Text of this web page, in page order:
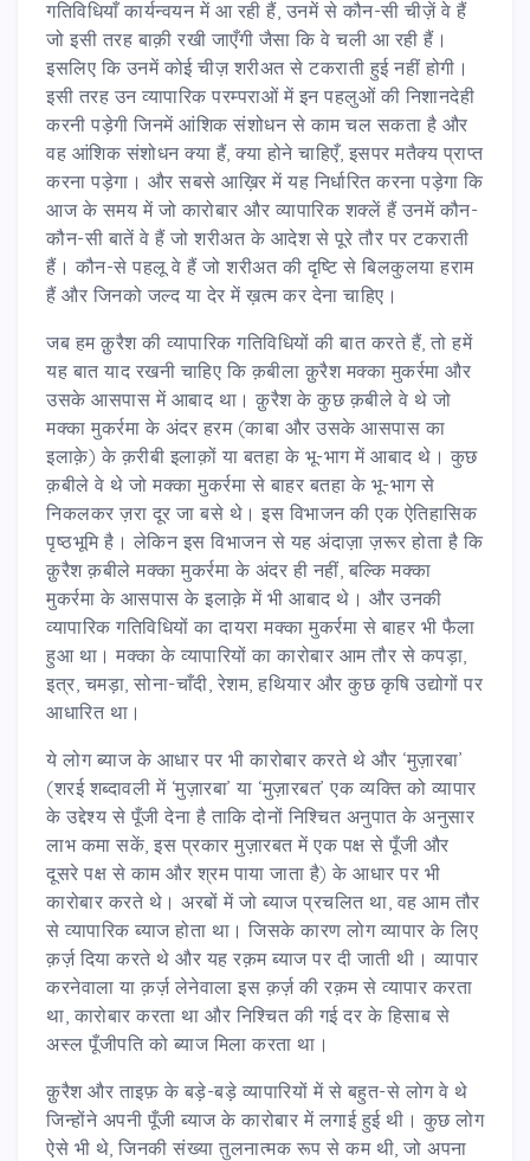
गतिविधियाँ कार्यन्वयन में आ रही हैं, उनमें से कौन-सी चीज़ें वे हैं
जो इसी तरह बाक़ी रखी जाएँगी जैसा कि वे चली आ रही हैं।
इसलिए कि उनमें कोई चीज़ शरीअत से टकराती हुई नहीं होगी।
इसी तरह उन व्यापारिक परम्पराओं में इन पहलुओं की निशानदेही
करनी पड़ेगी जिनमें आंशिक संशोधन से काम चल सकता है और
वह आंशिक संशोधन क्या हैं, क्या होने चाहिएँ, इसपर मतैक्य प्राप्त
करना पड़ेगा। और सबसे आख़िर में यह निर्धारित करना पड़ेगा कि
आज के समय में जो कारोबार और व्यापारिक शक्लें हैं उनमें कौन-
कौन-सी बातें वे हैं जो शरीअत के आदेश से पूरे तौर पर टकराती
हैं। कौन-से पहलू वे हैं जो शरीअत की दृष्टि से बिलकुलया हराम
हैं और जिनको जल्द या देर में ख़त्म कर देना चाहिए।
जब हम क़ुरैश की व्यापारिक गतिविधियों की बात करते हैं, तो हमें
यह बात याद रखनी चाहिए कि क़बीला क़ुरैश मक्का मुकर्रमा और
उसके आसपास में आबाद था। क़ुरैश के कुछ क़बीले वे थे जो
मक्का मुकर्रमा के अंदर हरम (काबा और उसके आसपास का
इलाक़े) के क़रीबी इलाक़ों या बतहा के भू-भाग में आबाद थे। कुछ
क़बीले वे थे जो मक्का मुकर्रमा से बाहर बतहा के भू-भाग से
निकलकर ज़रा दूर जा बसे थे। इस विभाजन की एक ऐतिहासिक
पृष्ठभूमि है। लेकिन इस विभाजन से यह अंदाज़ा ज़रूर होता है कि
क़ुरैश क़बीले मक्का मुकर्रमा के अंदर ही नहीं, बल्कि मक्का
मुकर्रमा के आसपास के इलाक़े में भी आबाद थे। और उनकी
व्यापारिक गतिविधियों का दायरा मक्का मुकर्रमा से बाहर भी फैला
हुआ था। मक्का के व्यापारियों का कारोबार आम तौर से कपड़ा,
इत्र, चमड़ा, सोना-चाँदी, रेशम, हथियार और कुछ कृषि उद्योगों पर
आधारित था।
ये लोग ब्याज के आधार पर भी कारोबार करते थे और ‘मुज़ारबा’
(शरई शब्दावली में ‘मुज़ारबा’ या ‘मुज़ारबत’ एक व्यक्ति को व्यापार
के उद्देश्य से पूँजी देना है ताकि दोनों निश्चित अनुपात के अनुसार
लाभ कमा सकें, इस प्रकार मुज़ारबत में एक पक्ष से पूँजी और
दूसरे पक्ष से काम और श्रम पाया जाता है) के आधार पर भी
कारोबार करते थे। अरबों में जो ब्याज प्रचलित था, वह आम तौर
से व्यापारिक ब्याज होता था। जिसके कारण लोग व्यापार के लिए
क़र्ज़ दिया करते थे और यह रक़म ब्याज पर दी जाती थी। व्यापार
करनेवाला या क़र्ज़ लेनेवाला इस क़र्ज़ की रक़म से व्यापार करता
था, कारोबार करता था और निश्चित की गई दर के हिसाब से
अस्ल पूँजीपति को ब्याज मिला करता था।
क़ुरैश और ताइफ़ के बड़े-बड़े व्यापारियों में से बहुत-से लोग वे थे
जिन्होंने अपनी पूँजी ब्याज के कारोबार में लगाई हुई थी। कुछ लोग
ऐसे भी थे, जिनकी संख्या तुलनात्मक रूप से कम थी, जो अपना